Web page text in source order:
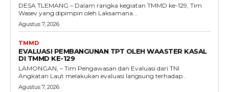
DESA TLEMANG – Dalam rangka kegiatan TMMD ke-129, Tim
Wasev yang dipimpin oleh Laksamana...
Agustus 7, 2026
TMMD
EVALUASI PEMBANGUNAN TPT OLEH WAASTER KASAL
DI TMMD KE-129
LAMONGAN, – Tim Pengawasan dan Evaluasi dari TNI
Angkatan Laut melakukan evaluasi langsung terhadap...
Agustus 7, 2026